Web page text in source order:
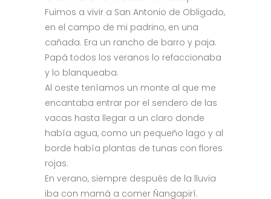
Fuimos a vivir a San Antonio de Obligado,
en el campo de mi padrino, en una
cañada. Era un rancho de barro y paja.
Papá todos los veranos lo refaccionaba
y lo blanqueaba.
Al oeste teníamos un monte al que me
encantaba entrar por el sendero de las
vacas hasta llegar a un claro donde
había agua, como un pequeño lago y al
borde había plantas de tunas con flores
rojas.
En verano, siempre después de la lluvia
iba con mamá a comer Ñangapirí.